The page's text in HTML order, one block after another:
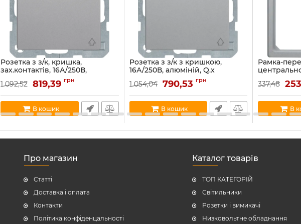
Розетка з з/к, кришка,
зах.контактів, 16А/250В,
алюміній, Q.x 47516084
Артикул:47516084
В наявності:6
1 092,52 819,39 грн
В кошик
Розетка з з/к з кришкою,
16А/250В, алюміній, Q.x
Артикул:47516064
В наявності:1
1 054,04 790,53 грн
В кошик
Рамка-
алюміній,
Артикул:
В наявності:2
337,48
В
Про магазин
Статті
Доставка і оплата
Контакти
Політика конфіденцальності
Каталог товарів
ТОП КАТЕГОРІЙ
Світильники
Розетки і вимикачі
Низковольтне обладнання